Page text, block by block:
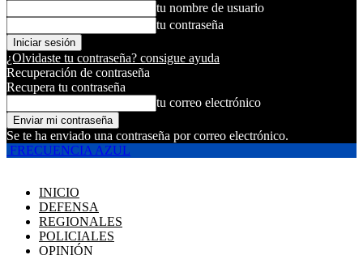
tu nombre de usuario
tu contraseña
¿Olvidaste tu contraseña? consigue ayuda
Recuperación de contraseña
Recupera tu contraseña
tu correo electrónico
Se te ha enviado una contraseña por correo electrónico.
FRECUENCIA AZUL
INICIO
DEFENSA
REGIONALES
POLICIALES
OPINIÓN